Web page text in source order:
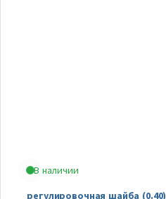
В наличии
регулировочная шайба (0.40)